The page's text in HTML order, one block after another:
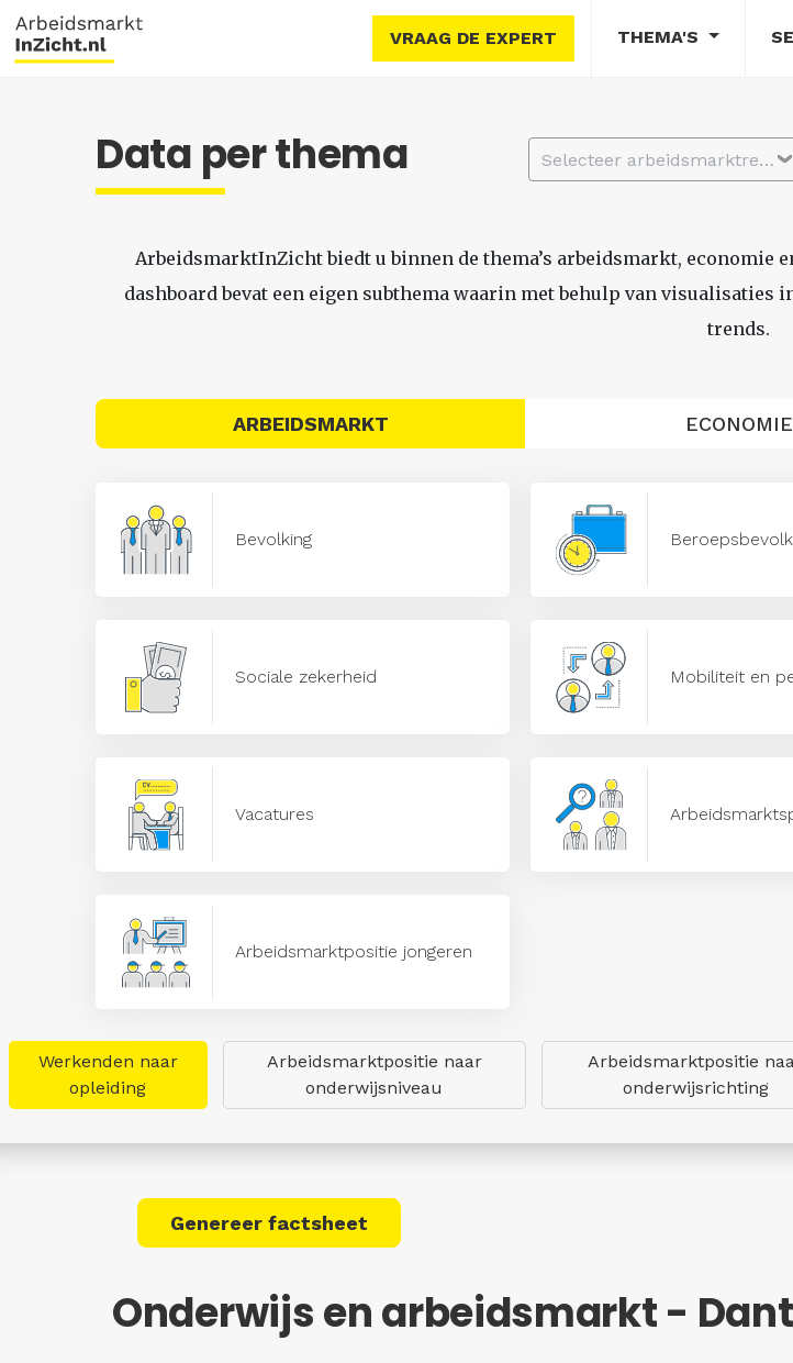
VRAAG DE EXPERT THEMA'S
Data per thema Selecteer arbeidsmarktregio
ArbeidsmarktInZicht biedt u binnen de thema’s arbeidsmarkt,
dashboard bevat een eigen subthema waarin met behulp van
trends.
ARBEIDSMARKT ECONOMIE
Bevolking
Sociale zekerheid Mobiliteit en
Vacatures
Arbeidsmarktpositie jongeren
Werkenden naar
opleiding
Arbeidsmarktpositie naar
onderwijsniveau
Arbeidsmarktpositie
onderwijsrichting
Genereer factsheet
Onderwijs en arbeidsmarkt -